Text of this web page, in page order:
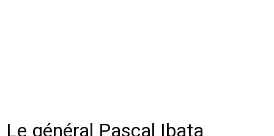
Le général Pascal Ibata